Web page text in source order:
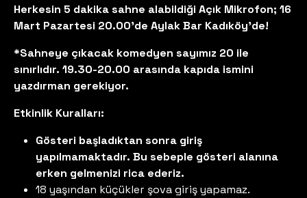
Herkesin 5 dakika sahne alabildiği Açık Mikrofon; 16
Mart Pazartesi 20.00’de Aylak Bar Kadıköy’de!
*Sahneye çıkacak komedyen sayımız 20 ile
sınırlıdır. 19.30-20.00 arasında kapıda ismini
yazdırman gerekiyor.
Etkinlik Kuralları:
Gösteri başladıktan sonra giriş
yapılmamaktadır. Bu sebeple gösteri alanına
erken gelmenizi rica ederiz.
18 yaşından küçükler şova giriş yapamaz.